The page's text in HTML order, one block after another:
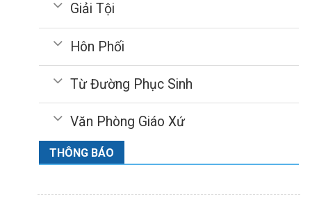
Giải Tội
Hôn Phối
Từ Đường Phục Sinh
Văn Phòng Giáo Xứ
THÔNG BÁO